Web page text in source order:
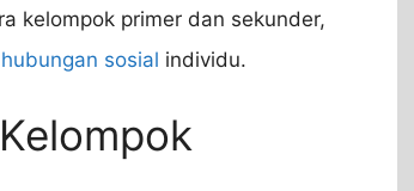
kelompok primer dan sekunder,
sosial individu.